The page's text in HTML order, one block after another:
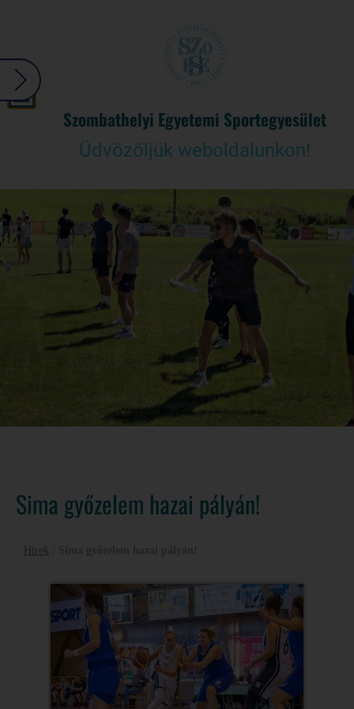
Szombathelyi Egyetemi Sportegyesület
Üdvözöljük weboldalunkon!
Sima győzelem hazai pályán!
Hírek